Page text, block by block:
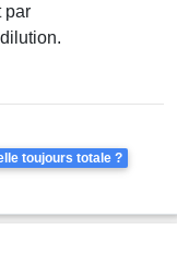
par
toujours totale ?